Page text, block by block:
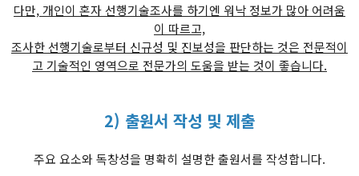
다만, 개인이 혼자 선행기술조사를 하기엔 워낙 정보가 많아 어려움
이 따르고,
조사한 선행기술로부터 신규성 및 진보성을 판단하는 것은 전문적이
고 기술적인 영역으로 전문가의 도움을 받는 것이 좋습니다.
2) 출원서 작성 및 제출
주요 요소와 독창성을 명확히 설명한 출원서를 작성합니다.